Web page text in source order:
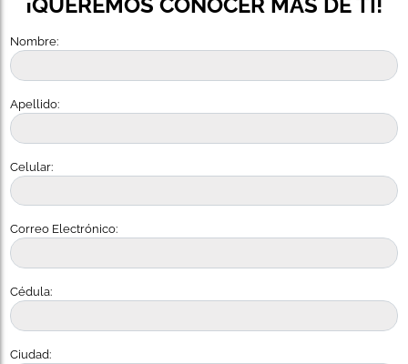
Nombre:
Apellido:
Celular:
Correo Electrónico:
Cédula:
Ciudad: